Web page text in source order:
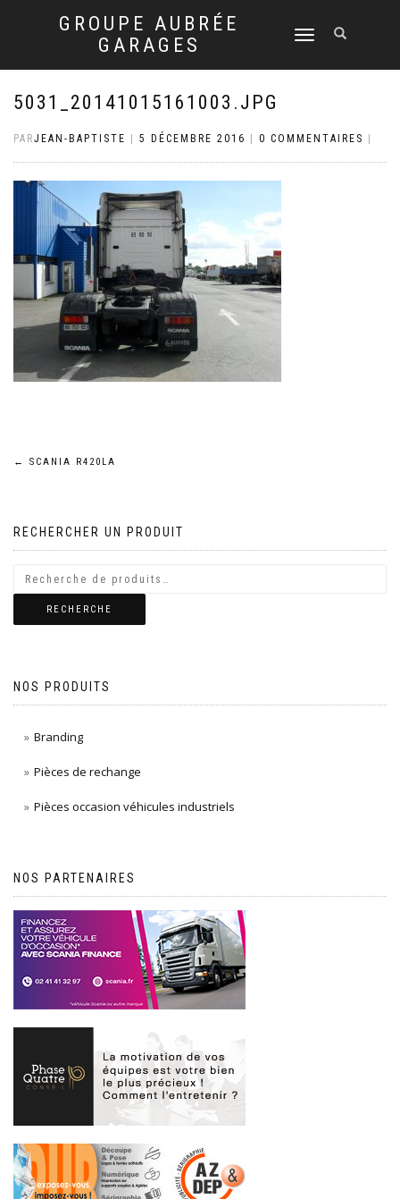
GROUPE AUBRÉE
GARAGES
DÉPLIER
NAVIGATION
5031_20141015161003.JPG
PARJEAN-BAPTISTE 5 DÉCEMBRE 2016 0 COMMENTAIRES
Navigation
l’article
← SCANIA R420LA
RECHERCHER UN PRODUIT
RECHERCHE
NOS PRODUITS
Branding
Pièces de rechange
Pièces occasion véhicules industriels
NOS PARTENAIRES